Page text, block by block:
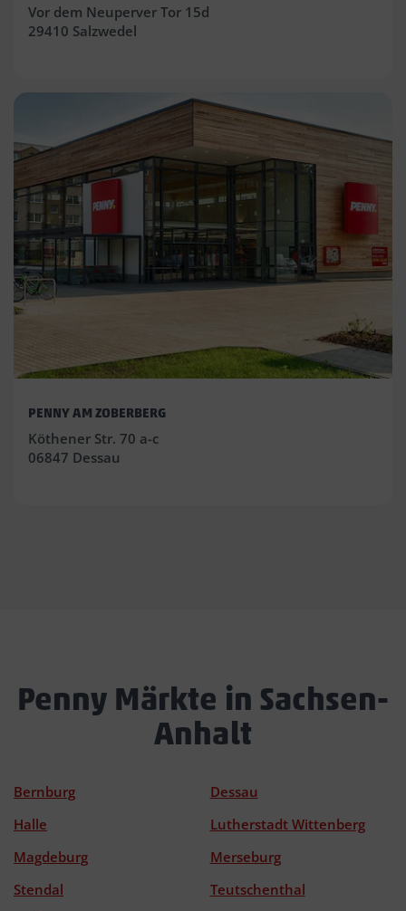
Vor dem Neuperver Tor 15d
29410 Salzwedel
PENNY AM ZOBERBERG
Köthener Str. 70 a-c
06847 Dessau
Penny Märkte in Sachsen-
Anhalt
Bernburg
Dessau
Halle
Lutherstadt Wittenberg
Magdeburg
Merseburg
Stendal
Teutschenthal